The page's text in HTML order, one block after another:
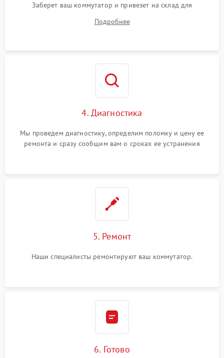
Заберет ваш коммутатор и привезет на склад для
Подробнее
4. Диагностика
Мы проведем диагностику, определим поломку и цену ее
ремонта и сразу сообщим вам о сроках ее устранения
5. Ремонт
Наши специалисты ремонтируют ваш коммутатор.
6. Готово